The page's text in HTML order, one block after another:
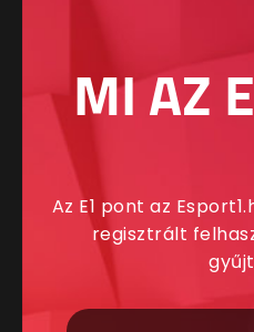
MI AZ
Az E1 pont az
regisztrált